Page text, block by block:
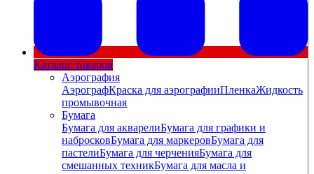
Каталог товаров
Аэрография
АэрографКраска для аэрографииПленкаЖидкость
промывочная
Бумага
Бумага для акварелиБумага для графики и
набросковБумага для маркеровБумага для
пастелиБумага для черченияБумага для
смешанных техникБумага для масла и